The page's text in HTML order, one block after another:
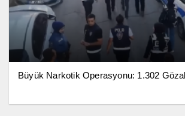
Büyük Narkotik Operasyonu: 1.302